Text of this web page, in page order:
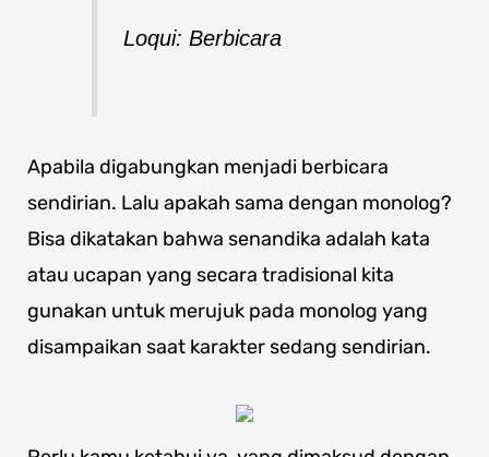
Loqui: Berbicara
Apabila digabungkan menjadi berbicara
sendirian. Lalu apakah sama dengan monolog?
Bisa dikatakan bahwa senandika adalah kata
atau ucapan yang secara tradisional kita
gunakan untuk merujuk pada monolog yang
disampaikan saat karakter sedang sendirian.